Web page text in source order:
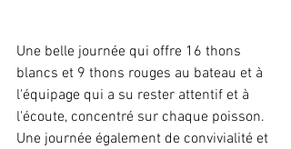
Une belle journée qui offre 16 thons
blancs et 9 thons rouges au bateau et à
l'équipage qui a su rester attentif et à
l'écoute, concentré sur chaque poisson.
Une journée également de convivialité et